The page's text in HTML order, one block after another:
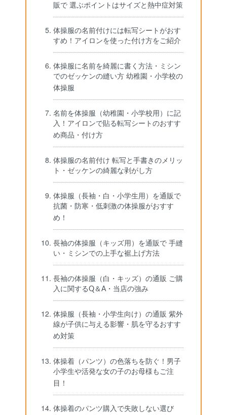
販で 選ぶポイントはサイズと熱中症対策
体操服の名前付けには転写シートがおす
すめ！アイロンを使った付け方をご紹介
体操服に名前を綺麗に書く方法・ミシン
でのゼッケンの縫い方 幼稚園・小学校の
体操服
名前を体操服（幼稚園・小学校用）に記
入！アイロンで貼る転写シートのおすす
め商品・付け方
体操服の名前付け 転写と手書きのメリッ
ト・ゼッケンの綺麗な剥がし方
体操服（長袖・白・小学生用）を通販で
抗菌・防寒・低刺激の体操服がおすす
め！
長袖の体操服（キッズ用）を通販で 手縫
い・ミシンでの上手な裾上げ方法
長袖の体操服（白・キッズ）の通販 ご購
入に関するQ＆A・当店の強み
体操服（長袖・小学生向け）の通販 紫外
線が子供に与える影響・肌を守るおすす
め対策
体操着（パンツ）の色落ちを防ぐ！男子
小学生や活発な女の子のお母様もご注
目！
体操着のパンツ購入で失敗しない選び